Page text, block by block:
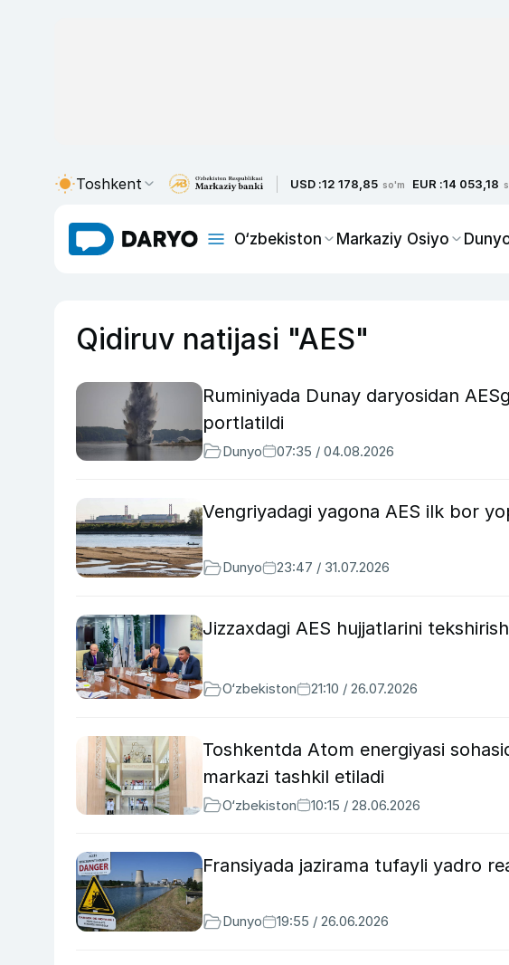
Toshkent USD :12 178,85 so'm EUR :14 053,18
O‘zbekiston Markaziy Osiyo
Qidiruv natijasi "AES"
Ruminiyada Dunay daryosidan
portlatildi
Dunyo 07:35 / 04.08.2026
Vengriyadagi yagona AES ilk bor
Dunyo 23:47 / 31.07.2026
Jizzaxdagi AES hujjatlarini
O‘zbekiston 21:10 / 26.07.2026
Toshkentda Atom energiyasi
markazi tashkil etiladi
O‘zbekiston 10:15 / 28.06.2026
Fransiyada jazirama tufayli yadro
Dunyo 19:55 / 26.06.2026